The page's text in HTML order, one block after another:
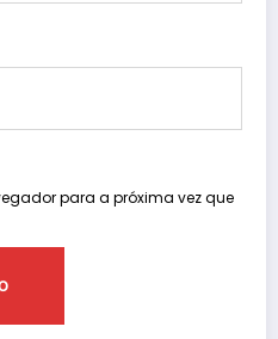
para a próxima vez que